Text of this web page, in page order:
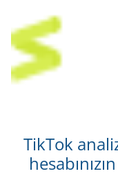
TikTok